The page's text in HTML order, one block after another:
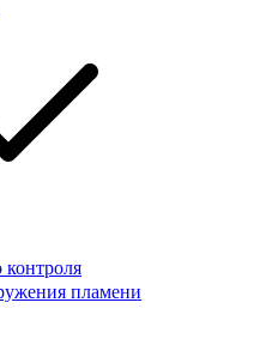
контроля
пламени